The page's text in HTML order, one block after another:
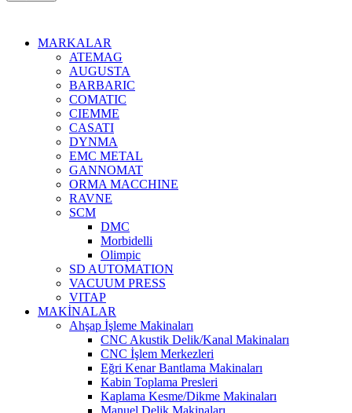
MARKALAR
ATEMAG
AUGUSTA
BARBARIC
COMATIC
CIEMME
CASATI
DYNMA
EMC METAL
GANNOMAT
ORMA MACCHINE
RAVNE
SCM
DMC
Morbidelli
Olimpic
SD AUTOMATION
VACUUM PRESS
VITAP
MAKİNALAR
Ahşap İşleme Makinaları
CNC Akustik Delik/Kanal Makinaları
CNC İşlem Merkezleri
Eğri Kenar Bantlama Makinaları
Kabin Toplama Presleri
Kaplama Kesme/Dikme Makinaları
Manuel Delik Makinaları